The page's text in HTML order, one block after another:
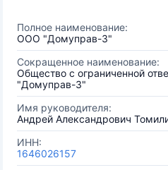
Полное наименование:
ООО "Домуправ-3"
Сокращенное наименование:
Общество с ограниченной
"Домуправ-3"
Имя руководителя:
Андрей Александрович
ИНН:
1646026157